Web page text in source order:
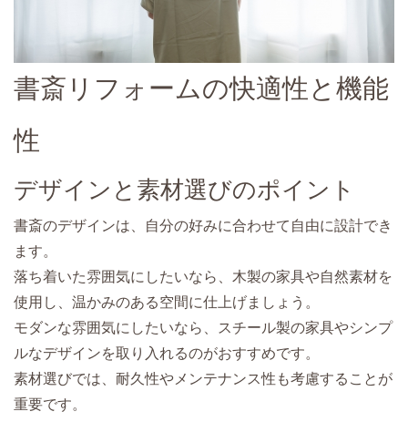
書斎リフォームの快適性と機能
性
デザインと素材選びのポイント
書斎のデザインは、自分の好みに合わせて自由に設計でき
ます。
落ち着いた雰囲気にしたいなら、木製の家具や自然素材を
使用し、温かみのある空間に仕上げましょう。
モダンな雰囲気にしたいなら、スチール製の家具やシンプ
ルなデザインを取り入れるのがおすすめです。
素材選びでは、耐久性やメンテナンス性も考慮することが
重要です。